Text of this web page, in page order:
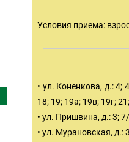
Условия приема:
• ул. Коненкова, д.: 4;
18; 19; 19а; 19в; 19г;
• ул. Пришвина, д.: 3;
• ул. Мурановская, д.: